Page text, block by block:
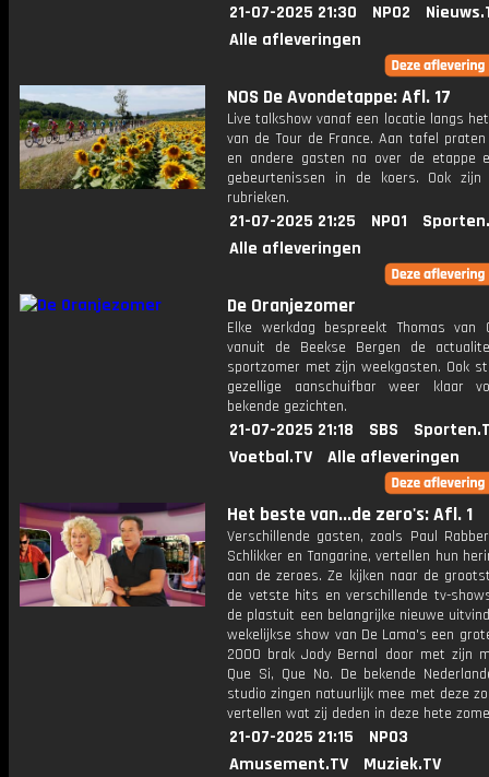
21-07-2025 21:30 NPO2
Alle afleveringen
NOS De Avondetappe: Afl. 17
Live talkshow vanaf een locatie langs
van de Tour de France. Aan tafel
en andere gasten na over de etappe
gebeurtenissen in de koers. Ook
rubrieken.
21-07-2025 21:25 NPO1
Alle afleveringen
De Oranjezomer
Elke werkdag bespreekt Thomas van
vanuit de Beekse Bergen de
sportzomer met zijn weekgasten. Ook
gezellige aanschuifbar weer klaar
bekende gezichten.
21-07-2025 21:18 SBS
Voetbal.TV
Alle afleveringen
Het beste van...de zero's: Afl. 1
Verschillende gasten, zoals Paul
Schlikker en Tangarine, vertellen hun
aan de zeroes. Ze kijken naar de
de vetste hits en verschillende tv-
de plastuit een belangrijke nieuwe
wekelijkse show van De Lama's een
2000 brak Jody Bernal door met zijn
Que Si, Que No. De bekende
studio zingen natuurlijk mee met deze
vertellen wat zij deden in deze hete
21-07-2025 21:15
NPO3
Amusement.TV
Muziek.TV